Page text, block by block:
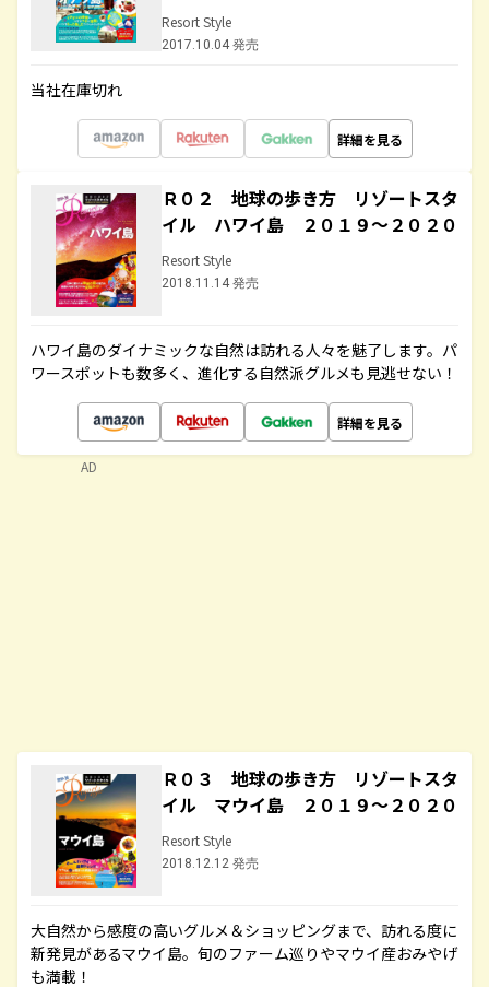
Resort Style
2017.10.04 発売
当社在庫切れ
詳細を見る
Ｒ０２ 地球の歩き方 リゾートスタ
イル ハワイ島 ２０１９～２０２０
Resort Style
2018.11.14 発売
ハワイ島のダイナミックな自然は訪れる人々を魅了します。パ
ワースポットも数多く、進化する自然派グルメも見逃せない！
詳細を見る
Ｒ０３ 地球の歩き方 リゾートスタ
イル マウイ島 ２０１９～２０２０
Resort Style
2018.12.12 発売
大自然から感度の高いグルメ＆ショッピングまで、訪れる度に
新発見があるマウイ島。旬のファーム巡りやマウイ産おみやげ
も満載！
AD